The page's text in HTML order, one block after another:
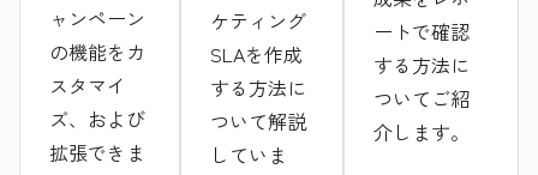
ャンペーン
の機能をカ
スタマイ
ズ、および
拡張できま
ケティング
SLAを作成
する方法に
ついて解説
していま
ートで確認
する方法に
ついてご紹
介します。